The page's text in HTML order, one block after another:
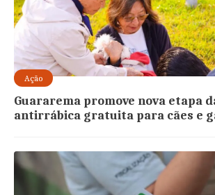
Ação
Guararema promove nova etapa
antirrábica gratuita para cães e